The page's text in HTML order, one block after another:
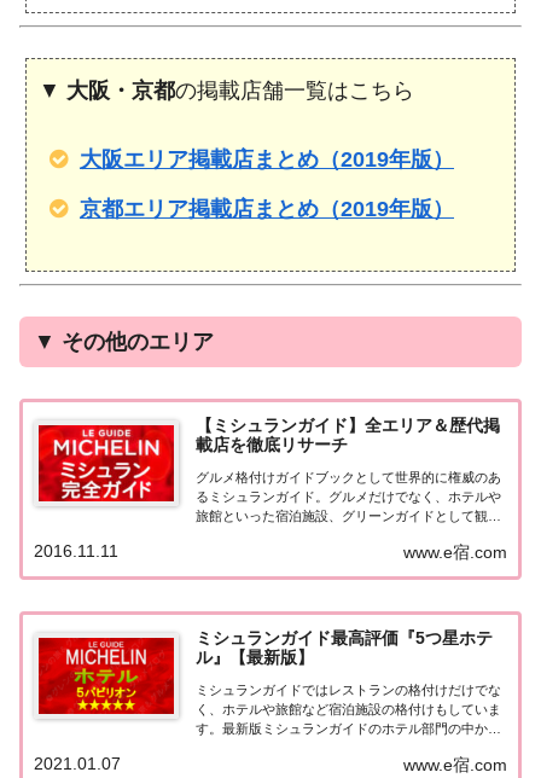
▼ 大阪・京都の掲載店舗一覧はこちら
大阪エリア掲載店まとめ（2019年版）
京都エリア掲載店まとめ（2019年版）
▼ その他のエリア
【ミシュランガイド】全エリア＆歴代掲
載店を徹底リサーチ
グルメ格付けガイドブックとして世界的に権威のあ
るミシュランガイド。グルメだけでなく、ホテルや
旅館といった宿泊施設、グリーンガイドとして観光
本版としては、2007年11月20日に「ミシュランガイ
ド東京版2008」が発売されてからエリアを...
www.e宿.com
2016.11.11
ミシュランガイド最高評価『5つ星ホテ
ル』【最新版】
ミシュランガイドではレストランの格付けだけでな
く、ホテルや旅館など宿泊施設の格付けもしていま
す。最新版ミシュランガイドのホテル部門の中から
をまとめてみました♪ いずれのホテルも人気ランキ
www.e宿.com
2021.01.07